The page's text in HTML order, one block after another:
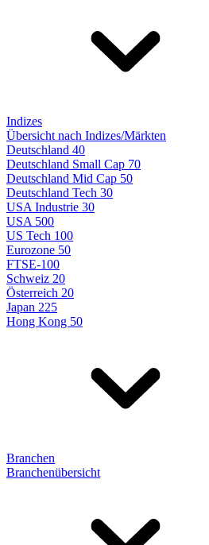
Indizes
Übersicht nach Indizes/Märkten
Deutschland 40
Deutschland Small Cap 70
Deutschland Mid Cap 50
Deutschland Tech 30
USA Industrie 30
USA 500
US Tech 100
Eurozone 50
FTSE-100
Schweiz 20
Österreich 20
Japan 225
Hong Kong 50
Branchen
Branchenübersicht